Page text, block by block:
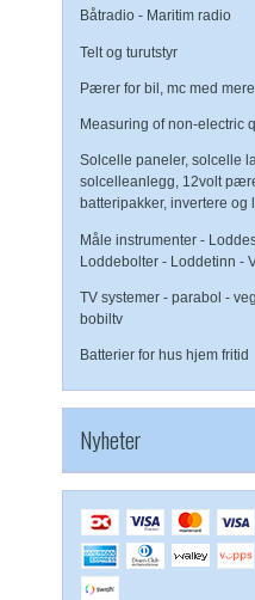
Båtradio - Maritim radio
Telt og turutstyr
Pærer for bil, mc med mere
Measuring of non-electric
Solcelle paneler, solcelle
solcelleanlegg, 12volt
batteripakker, invertere og
Måle instrumenter -
Loddebolter - Loddetinn -
TV systemer - parabol -
bobiltv
Batterier for hus hjem fritid
Nyheter